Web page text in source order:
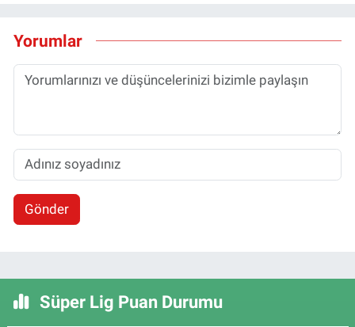
Yorumlar
Gönder
Süper Lig Puan Durumu